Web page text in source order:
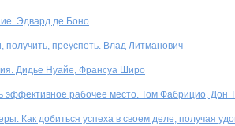
Эдвард де Боно
получить, преуспеть. Влад Литманович
Дидье Нуайе, Франсуа Широ
эффективное рабочее место. Том Фабрицио, Дон
Как добиться успеха в своем деле, получая